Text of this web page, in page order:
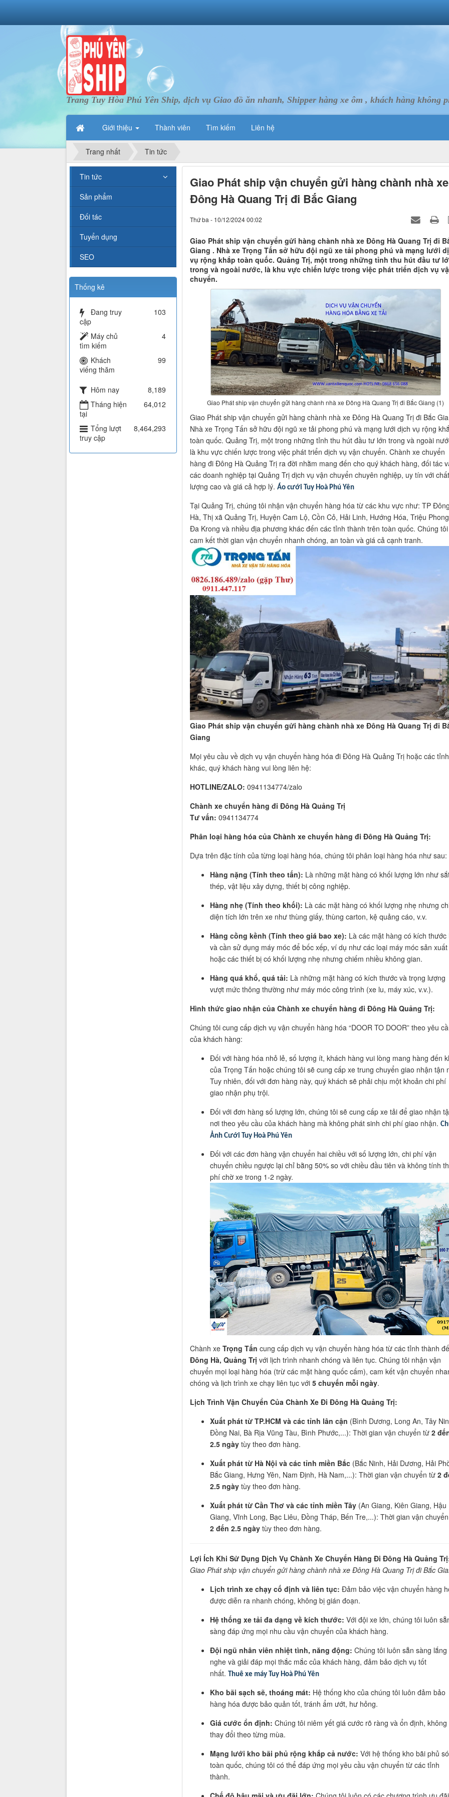
Trang Tuy Hòa Phú Yên Ship, dịch vụ Giao đồ ăn nhanh, Shipper hàng xe ôm , khách hàng không
Giới thiệu Thành viên Tìm kiếm Liên hệ
Trang nhất Tin tức
Giao Phát ship vận chuyển gửi hàng chành nhà xe
Đông Hà Quang Trị đi Bắc Giang
Thứ ba - 10/12/2024 00:02
Giao Phát ship vận chuyển gửi hàng chành nhà xe Đông Hà Quang Trị đi
Giang . Nhà xe Trọng Tấn sở hữu đội ngũ xe tải phong phú và mạng lưới
vụ rộng khắp toàn quốc. Quảng Trị, một trong những tỉnh thu hút đầu tư
trong và ngoài nước, là khu vực chiến lược trong việc phát triển dịch vụ
chuyển.
Giao Phát ship vận chuyển gửi hàng chành nhà xe Đông Hà Quang Trị đi Bắc Giang (1)
Giao Phát ship vận chuyển gửi hàng chành nhà xe Đông Hà Quang Trị đi Bắc
Nhà xe Trọng Tấn sở hữu đội ngũ xe tải phong phú và mạng lưới dịch vụ rộng
toàn quốc. Quảng Trị, một trong những tỉnh thu hút đầu tư lớn trong và ngoài
là khu vực chiến lược trong việc phát triển dịch vụ vận chuyển. Chành xe chuyển
hàng đi Đông Hà Quảng Trị ra đời nhằm mang đến cho quý khách hàng, đối tác
các doanh nghiệp tại Quảng Trị dịch vụ vận chuyển chuyên nghiệp, uy tín với chất
lượng cao và giá cả hợp lý. Áo cưới Tuy Hoà Phú Yên
Tại Quảng Trị, chúng tôi nhận vận chuyển hàng hóa từ các khu vực như: TP
Hà, Thị xã Quảng Trị, Huyện Cam Lộ, Cồn Cỏ, Hải Linh, Hướng Hóa, Triệu
Đa Krong và nhiều địa phương khác đến các tỉnh thành trên toàn quốc. Chúng tôi
cam kết thời gian vận chuyển nhanh chóng, an toàn và giá cả cạnh tranh.
Giao Phát ship vận chuyển gửi hàng chành nhà xe Đông Hà Quang Trị đi
Giang
Mọi yêu cầu về dịch vụ vận chuyển hàng hóa đi Đông Hà Quảng Trị hoặc các tỉnh
khác, quý khách hàng vui lòng liên hệ:
HOTLINE/ZALO: 0941134774/zalo
Chành xe chuyển hàng đi Đông Hà Quảng Trị
Tư vấn: 0941134774
Phân loại hàng hóa của Chành xe chuyển hàng đi Đông Hà Quảng Trị:
Dựa trên đặc tính của từng loại hàng hóa, chúng tôi phân loại hàng hóa như sau:
Hàng nặng (Tính theo tấn): Là những mặt hàng có khối lượng lớn như
thép, vật liệu xây dựng, thiết bị công nghiệp.
Hàng nhẹ (Tính theo khối): Là các mặt hàng có khối lượng nhẹ nhưng
diện tích lớn trên xe như thùng giấy, thùng carton, kệ quảng cáo, v.v.
Hàng cồng kềnh (Tính theo giá bao xe): Là các mặt hàng có kích thước
và cần sử dụng máy móc để bốc xếp, ví dụ như các loại máy móc sản xuất
hoặc các thiết bị có khối lượng nhẹ nhưng chiếm nhiều không gian.
Hàng quá khổ, quá tải: Là những mặt hàng có kích thước và trọng lượng
vượt mức thông thường như máy móc công trình (xe lu, máy xúc, v.v.).
Hình thức giao nhận của Chành xe chuyển hàng đi Đông Hà Quảng Trị:
Chúng tôi cung cấp dịch vụ vận chuyển hàng hóa “DOOR TO DOOR” theo yêu
của khách hàng:
Đối với hàng hóa nhỏ lẻ, số lượng ít, khách hàng vui lòng mang hàng đến
của Trọng Tấn hoặc chúng tôi sẽ cung cấp xe trung chuyển giao nhận tận
Tuy nhiên, đối với đơn hàng này, quý khách sẽ phải chịu một khoản chi phí
giao nhận phụ trội.
Đối với đơn hàng số lượng lớn, chúng tôi sẽ cung cấp xe tải để giao nhận
nơi theo yêu cầu của khách hàng mà không phát sinh chi phí giao nhận.
Ảnh Cưới Tuy Hoà Phú Yên
Đối với các đơn hàng vận chuyển hai chiều với số lượng lớn, chi phí vận
chuyển chiều ngược lại chỉ bằng 50% so với chiều đầu tiên và không tính
phí chờ xe trong 1-2 ngày.
Chành xe Trọng Tấn cung cấp dịch vụ vận chuyển hàng hóa từ các tỉnh thành
Đông Hà, Quảng Trị với lịch trình nhanh chóng và liên tục. Chúng tôi nhận vận
chuyển mọi loại hàng hóa (trừ các mặt hàng quốc cấm), cam kết vận chuyển
chóng và lịch trình xe chạy liên tục với 5 chuyến mỗi ngày.
Lịch Trình Vận Chuyển Của Chành Xe Đi Đông Hà Quảng Trị:
Xuất phát từ TP.HCM và các tỉnh lân cận (Bình Dương, Long An, Tây
Đồng Nai, Bà Rịa Vũng Tàu, Bình Phước,...): Thời gian vận chuyển từ 2
2.5 ngàytùy theo đơn hàng.
Xuất phát từ Hà Nội và các tỉnh miền Bắc(Bắc Ninh, Hải Dương, Hải
Bắc Giang, Hưng Yên, Nam Định, Hà Nam,...): Thời gian vận chuyển từ 2
2.5 ngàytùy theo đơn hàng.
Xuất phát từ Cần Thơ và các tỉnh miền Tây(An Giang, Kiên Giang, Hậu
Giang, Vĩnh Long, Bạc Liêu, Đồng Tháp, Bến Tre,...): Thời gian vận
2 đến 2.5 ngàytùy theo đơn hàng.
Lợi Ích Khi Sử Dụng Dịch Vụ Chành Xe Chuyển Hàng Đi Đông Hà Quảng
Giao Phát ship vận chuyển gửi hàng chành nhà xe Đông Hà Quang Trị đi Bắc
Lịch trình xe chạy cố định và liên tục: Đảm bảo việc vận chuyển hàng
được diễn ra nhanh chóng, không bị gián đoạn.
Hệ thống xe tải đa dạng về kích thước: Với đội xe lớn, chúng tôi luôn
sàng đáp ứng mọi nhu cầu vận chuyển của khách hàng.
Đội ngũ nhân viên nhiệt tình, năng động: Chúng tôi luôn sẵn sàng lắng
nghe và giải đáp mọi thắc mắc của khách hàng, đảm bảo dịch vụ tốt
nhất.
Thuê xe máy Tuy Hoà Phú Yên
Kho bãi sạch sẽ, thoáng mát: Hệ thống kho của chúng tôi luôn đảm bảo
hàng hóa được bảo quản tốt, tránh ẩm ướt, hư hỏng.
Giá cước ổn định: Chúng tôi niêm yết giá cước rõ ràng và ổn định, không
thay đổi theo từng mùa.
Mạng lưới kho bãi phủ rộng khắp cả nước: Với hệ thống kho bãi phủ
toàn quốc, chúng tôi có thể đáp ứng mọi yêu cầu vận chuyển từ các tỉnh
thành.
Tin tức
Sản phẩm
Đối tác
Tuyển dụng
SEO
Thống kê
Đang truy
cập
103
Máy chủ
tìm kiếm
4
Khách
viếng thăm
99
Hôm nay
8,189
Tháng hiện
tại
64,012
Tổng lượt
truy cập
8,464,293